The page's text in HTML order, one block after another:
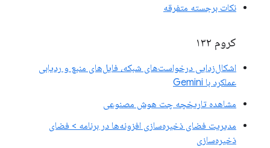
نکات برجسته متفرقه
کروم ۱۳۲
اشکال‌زدایی درخواست‌های شبکه، فایل‌های منبع و ردیابی
عملکرد با Gemini
مشاهده تاریخچه چت هوش مصنوعی
مدیریت فضای ذخیره‌سازی افزونه‌ها در برنامه > فضای
ذخیره‌سازی